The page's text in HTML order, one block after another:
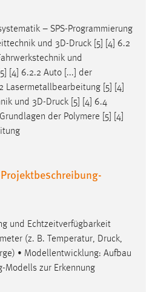
– SPS-Programmierung
und 3D-Druck [5] [4] 6.2
und
[4] 6.2.2 Auto [...] der
Lasermetallbearbeitung [5] [4]
und 3D-Druck [5] [4] 6.4
der Polymere [5] [4]
Projektbeschreibung-
und Echtzeitverfügbarkeit
(z. B. Temperatur, Druck,
• Modellentwicklung: Aufbau
Modells zur Erkennung